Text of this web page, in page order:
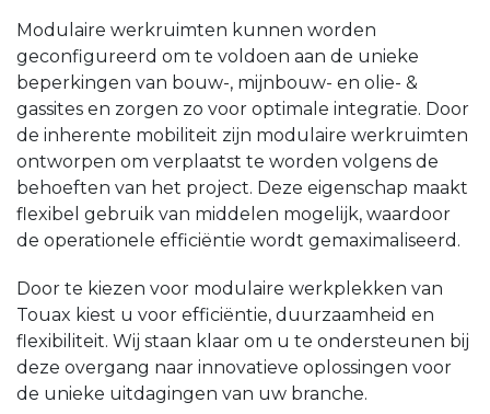
Modulaire werkruimten kunnen worden
geconfigureerd om te voldoen aan de unieke
beperkingen van bouw-, mijnbouw- en olie- &
gassites en zorgen zo voor optimale integratie. Door
de inherente mobiliteit zijn modulaire werkruimten
ontworpen om verplaatst te worden volgens de
behoeften van het project. Deze eigenschap maakt
flexibel gebruik van middelen mogelijk, waardoor
de operationele efficiëntie wordt gemaximaliseerd.
Door te kiezen voor modulaire werkplekken van
Touax kiest u voor efficiëntie, duurzaamheid en
flexibiliteit. Wij staan klaar om u te ondersteunen bij
deze overgang naar innovatieve oplossingen voor
de unieke uitdagingen van uw branche.